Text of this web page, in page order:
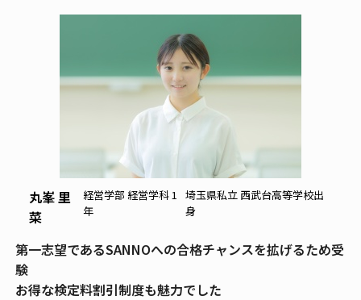
丸峯 里
菜
経営学部 経営学科 1
年
埼玉県私立 西武台高等学校出
身
第一志望であるSANNOへの合格チャンスを拡げるため受
験
お得な検定料割引制度も魅力でした